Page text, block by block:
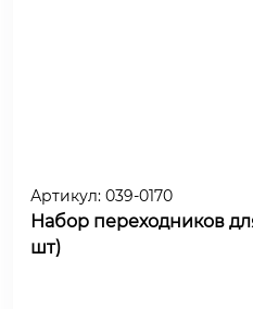
Артикул: 039-0170
Набор переходников
шт)